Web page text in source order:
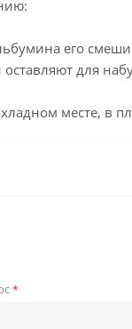
его
оставляют для
месте, в
*